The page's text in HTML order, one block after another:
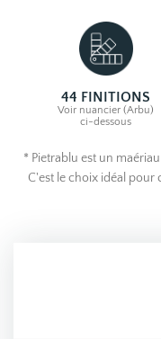
44 FINITIONS
Voir nuancier (Arbu)
ci-dessous
* Pietrablu est un
C'est le choix idéal pour